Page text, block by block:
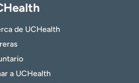
de UCHealth
a UCHealth